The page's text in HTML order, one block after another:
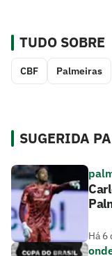
TUDO SOBRE
CBF Palmeiras
SUGERIDA
Há 6